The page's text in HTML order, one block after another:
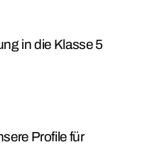
in die Klasse 5
Profile für